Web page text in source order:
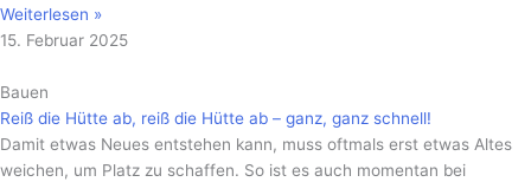
Weiterlesen »
15. Februar 2025
Bauen
Reiß die Hütte ab, reiß die Hütte ab – ganz, ganz schnell!
Damit etwas Neues entstehen kann, muss oftmals erst etwas Altes
weichen, um Platz zu schaffen. So ist es auch momentan bei